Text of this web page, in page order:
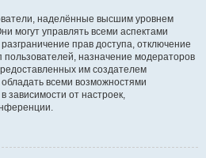
наделённые высшим уровнем
могут управлять всеми аспектами
прав доступа, отключение
пользователей, назначение модераторов
им создателем
всеми возможностями
зависимости от настроек,